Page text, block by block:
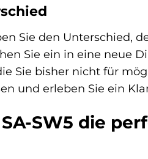
Sie den
Sie ein in eine neue
Sie bisher nicht für
und erleben Sie ein
SW5 die